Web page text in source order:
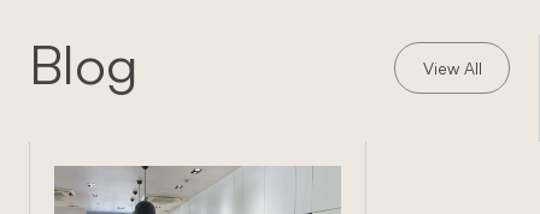
Blog View All